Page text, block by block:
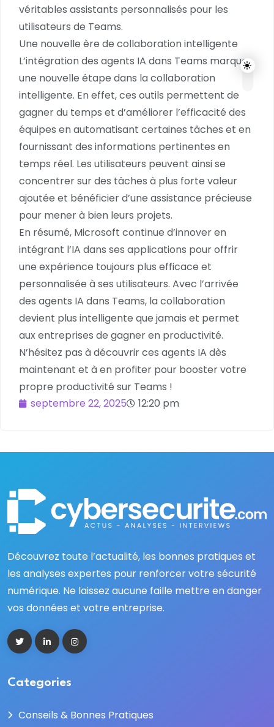
véritables assistants personnalisés pour les
utilisateurs de Teams.
Une nouvelle ère de collaboration intelligente
L’intégration des agents IA dans Teams marque
une nouvelle étape dans la collaboration
intelligente. En effet, ces outils permettent de
gagner du temps et d’améliorer l’efficacité des
équipes en automatisant certaines tâches et en
fournissant des informations pertinentes en
temps réel. Les utilisateurs peuvent ainsi se
concentrer sur des tâches à plus forte valeur
ajoutée et bénéficier d’une assistance précieuse
pour mener à bien leurs projets.
En résumé, Microsoft continue d’innover en
intégrant l’IA dans ses applications pour offrir
une expérience toujours plus efficace et
personnalisée à ses utilisateurs. Avec l’arrivée
des agents IA dans Teams, la collaboration
devient plus intelligente que jamais et permet
aux entreprises de gagner en productivité.
N’hésitez pas à découvrir ces agents IA dès
maintenant et à en profiter pour booster votre
propre productivité sur Teams !
septembre 22, 2025
12:20 pm
Découvrez toute l’actualité, les bonnes pratiques et
les analyses expertes pour renforcer votre sécurité
numérique. Ne laissez aucune faille mettre en danger
vos données et votre entreprise.
Categories
Conseils & Bonnes Pratiques